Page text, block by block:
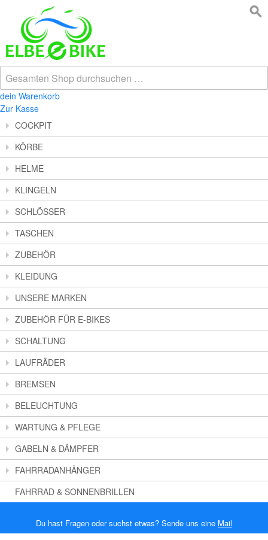
dein Warenkorb
Zur Kasse
COCKPIT
KÖRBE
HELME
KLINGELN
SCHLÖSSER
TASCHEN
ZUBEHÖR
KLEIDUNG
UNSERE MARKEN
ZUBEHÖR FÜR E-BIKES
SCHALTUNG
LAUFRÄDER
BREMSEN
BELEUCHTUNG
WARTUNG & PFLEGE
GABELN & DÄMPFER
FAHRRADANHÄNGER
FAHRRAD & SONNENBRILLEN
Du hast Fragen oder suchst etwas? Sende uns eine Mail